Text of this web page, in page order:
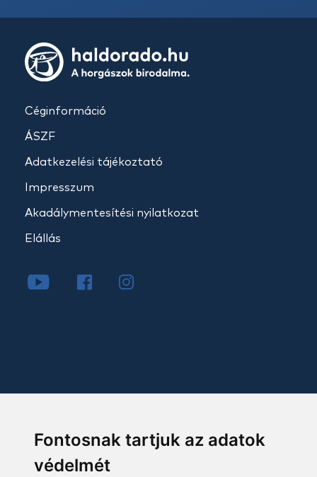
Fontosnak tartjuk az adatok
védelmét
Céginformáció
ÁSZF
Adatkezelési tájékoztató
Impresszum
Akadálymentesítési nyilatkozat
Elállás